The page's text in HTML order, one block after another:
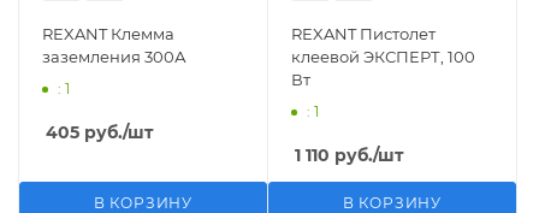
REXANT Клемма
заземления 300А
: 1
405 руб./шт
В КОРЗИНУ
REXANT Пистолет
клеевой ЭКСПЕРТ, 100
Вт
: 1
1 110 руб./шт
В КОРЗИНУ